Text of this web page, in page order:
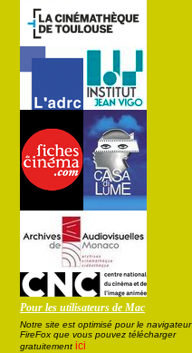
Pour les utilisateurs de Mac
Notre site est optimisé pour le navigateur
FireFox que vous pouvez télécharger
gratuitement ici